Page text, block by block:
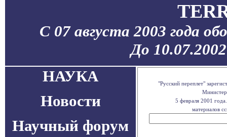
С 07 августа 2003 года
До
НАУКА
Новости
Научный форум
"Русский переплет"
5 февраля 2001
материалов